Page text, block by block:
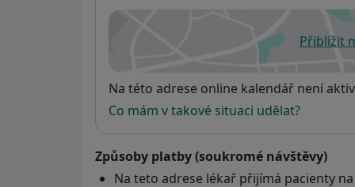
Zahraniční stáže
Členství v odborných společnostech
Sekce asistované reprodukce ČGPS
Endoskopická sekce ČGPS
Česká odborná společnost pro cervikální
Česká gynekologicko-porodnická
Přiblížit
Dostupnost
Na této adrese online kalendář není
Co mám v takové situaci udělat?
Způsoby platby (soukromé návštěvy)
Na teto adrese lékař přijímá pacienty